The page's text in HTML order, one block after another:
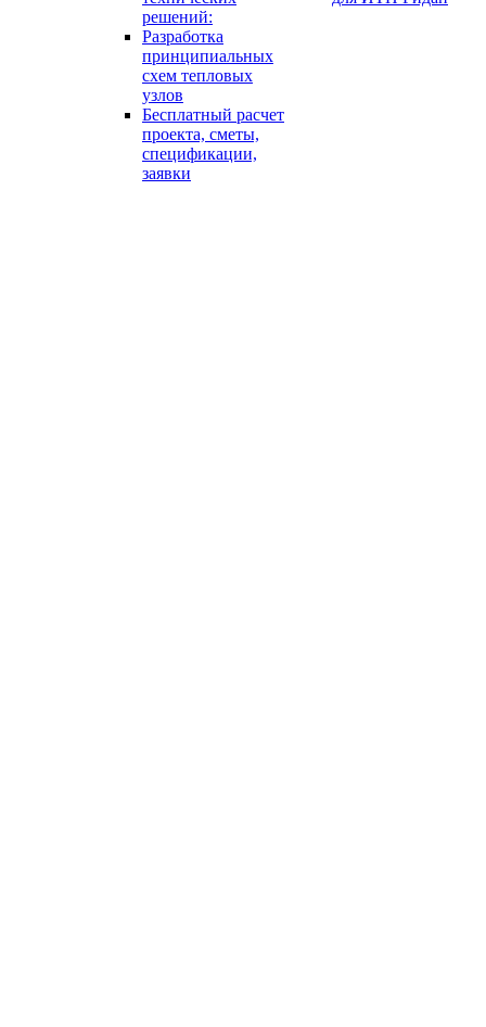
решений:
Разработка
принципиальных
схем тепловых
узлов
Бесплатный расчет
проекта, сметы,
спецификации,
заявки